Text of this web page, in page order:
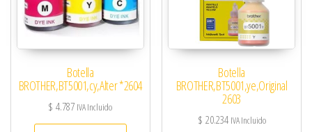
Botella
BROTHER,BT5001,cy,Alter *2604
$ 4.787 IVA Incluido
Botella
BROTHER,BT5001,ye,Original
2603
$ 20.234 IVA Incluido